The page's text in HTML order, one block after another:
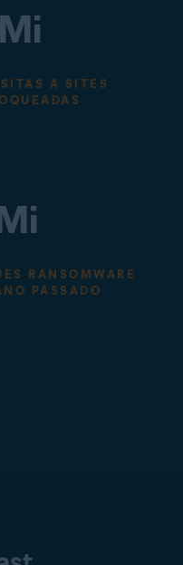
A SITES
RANSOMWARE
PASSADO